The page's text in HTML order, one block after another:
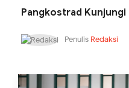
Pangkostrad
Penulis Redaksi